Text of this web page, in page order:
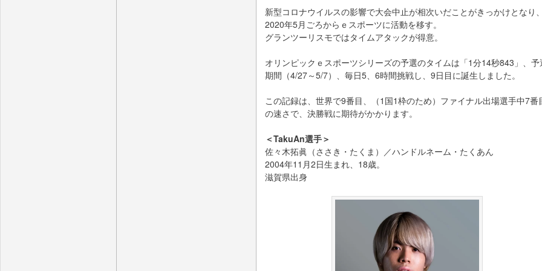
新型コロナウイルスの影響で大会中止が相次いだことがきっかけとなり、
2020年5月ごろからｅスポーツに活動を移す。
グランツーリスモではタイムアタックが得意。
オリンピックｅスポーツシリーズの予選のタイムは「1分14秒843」、予
期間（4/27～5/7）、毎日5、6時間挑戦し、9日目に誕生しました。
この記録は、世界で9番目、（1国1枠のため）ファイナル出場選手中7番
の速さで、決勝戦に期待がかかります。
＜TakuAn選手＞
佐々木拓眞（ささき・たくま）／ハンドルネーム・たくあん
2004年11月2日生まれ、18歳。
滋賀県出身